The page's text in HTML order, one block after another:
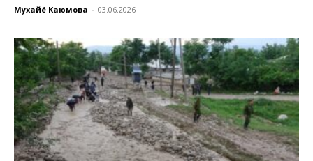
Мухайё Каюмова - 03.06.2026